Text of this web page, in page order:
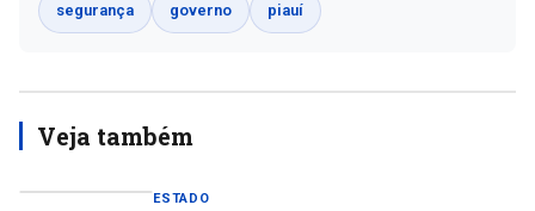
segurança governo piauí
Veja também
ESTADO